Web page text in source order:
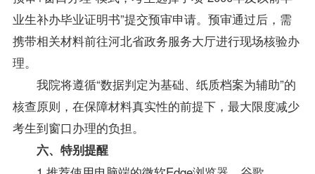
业生补办毕业证明书”提交预审申请。预审通过后，需
携带相关材料前往河北省政务服务大厅进行现场核验办
理。
我院将遵循“数据判定为基础、纸质档案为辅助”的
核查原则，在保障材料真实性的前提下，最大限度减少
考生到窗口办理的负担。
六、特别提醒